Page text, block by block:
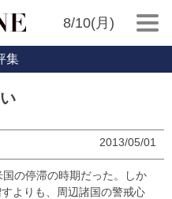
8/10(月)
集
2013/05/01
の停滞の時期だった。しか
よりも、周辺諸国の警戒心